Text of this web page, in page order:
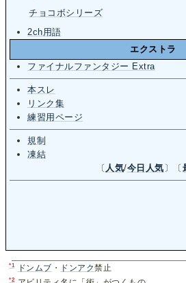
チョコボシリーズ
2ch用語
エクストラ
ファイナルファンタジー Extra
本スレ
リンク集
練習用ページ
規制
凍結
〔 人気/今日人気 〕〔
*1 ドンムブ ・ ドンアク禁止
*2